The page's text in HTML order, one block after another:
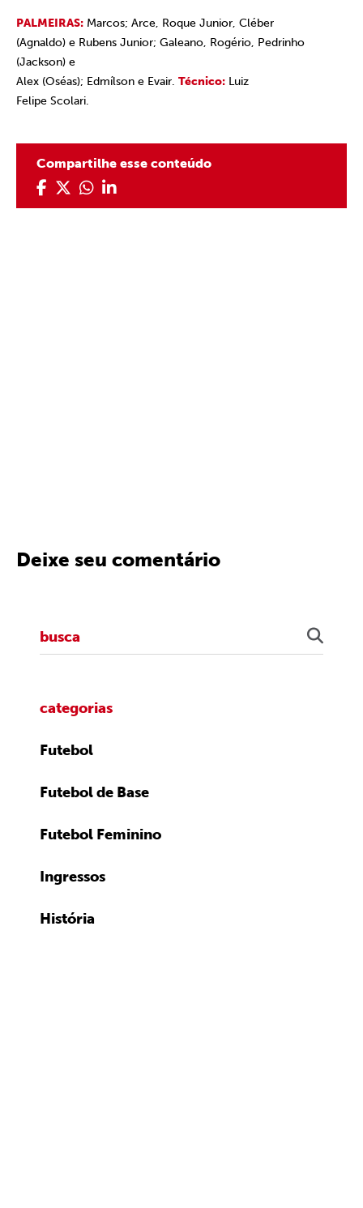
PALMEIRAS: Marcos; Arce, Roque Junior, Cléber
(Agnaldo) e Rubens Junior; Galeano, Rogério, Pedrinho
(Jackson) e
Alex (Oséas); Edmílson e Evair. Técnico: Luiz
Felipe Scolari.
Compartilhe esse conteúdo
Deixe seu comentário
categorias
Futebol
Futebol de Base
Futebol Feminino
Ingressos
História